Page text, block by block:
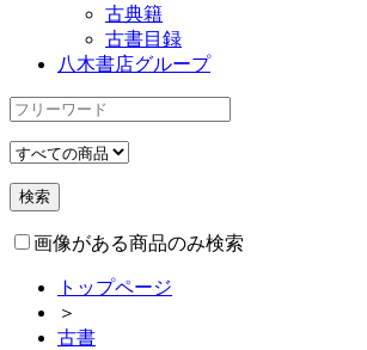
古典籍
古書目録
八木書店グループ
画像がある商品のみ検索
トップページ
＞
古書